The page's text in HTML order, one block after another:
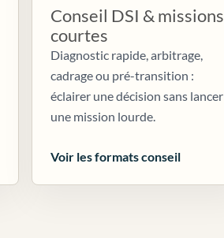
Conseil DSI & missions
courtes
Diagnostic rapide, arbitrage,
cadrage ou pré-transition :
éclairer une décision sans lancer
une mission lourde.
Voir les formats conseil